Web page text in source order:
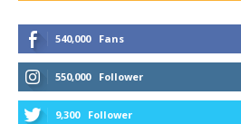
540,000 Fans
550,000 Follower
9,300 Follower